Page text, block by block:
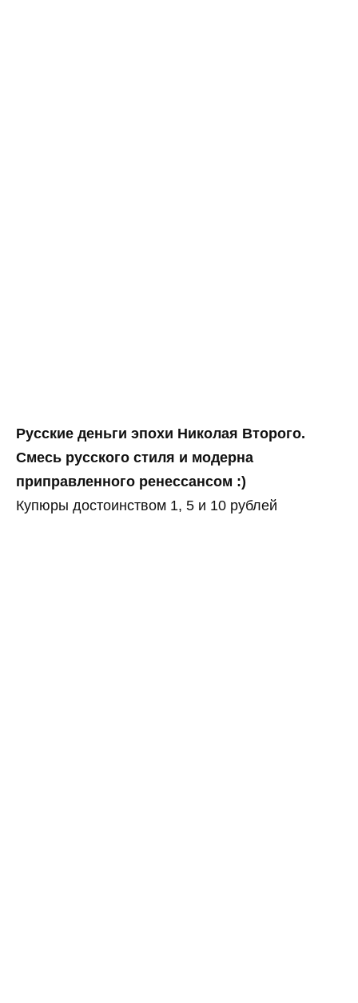
Русские деньги эпохи Николая Второго.
Смесь русского стиля и модерна
приправленного ренессансом :)
Купюры достоинством 1, 5 и 10 рублей